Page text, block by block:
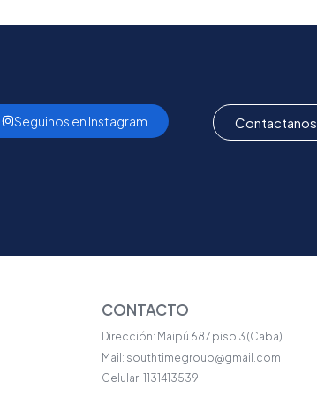
Seguinos en Instagram Contactanos
CONTACTO
Dirección: Maipú 687 piso 3 (Caba)
Mail: southtimegroup@gmail.com
Celular: 1131413539